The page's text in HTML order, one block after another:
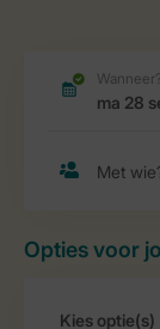
Opties voor